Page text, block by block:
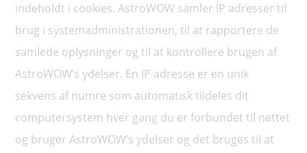
indeholdt i cookies. AstroWOW samler IP adresser til
brug i systemadministrationen, til at rapportere de
samlede oplysninger og til at kontrollere brugen af
AstroWOW’s ydelser. En IP adresse er en unik
sekvens af numre som automatisk tildeles dit
computersystem hver gang du er forbundet til nettet
og bruger AstroWOW’s ydelser og det bruges til at